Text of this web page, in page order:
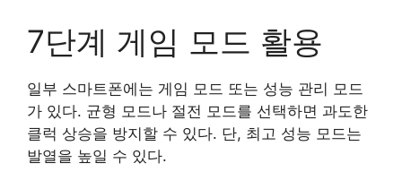
7단계 게임 모드 활용
일부 스마트폰에는 게임 모드 또는 성능 관리 모드
가 있다. 균형 모드나 절전 모드를 선택하면 과도한
클럭 상승을 방지할 수 있다. 단, 최고 성능 모드는
발열을 높일 수 있다.